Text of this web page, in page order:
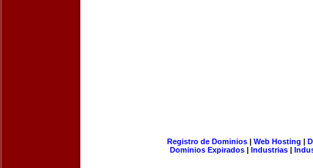
Registro de Dominios| Web Hosting |
Dominios Expirados | Industrias |